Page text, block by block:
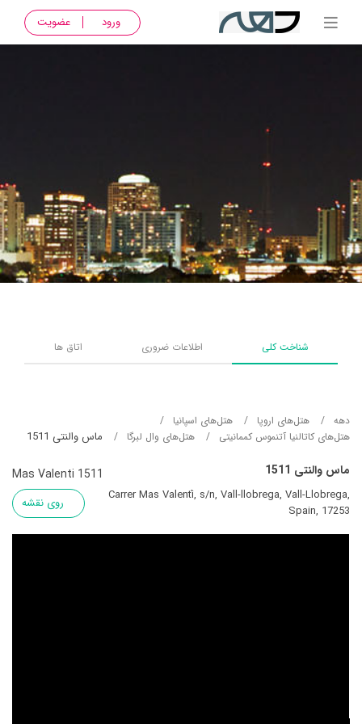
ورود عضویت
شناخت کلی اطلاعات ضروری اتاق ها
دهه هتل‌های اروپا
هتل‌های اسپانیا
هتل‌های کاتالنیا آتنموس کممانیتی
هتل‌های وال لبرگا ماس والنتی 1511
ماس والنتی 1511 Mas Valenti 1511
Carrer Mas Valentí, s/n, Vall-llobrega, Vall-Llobrega,
Spain, 17253
روی نقشه